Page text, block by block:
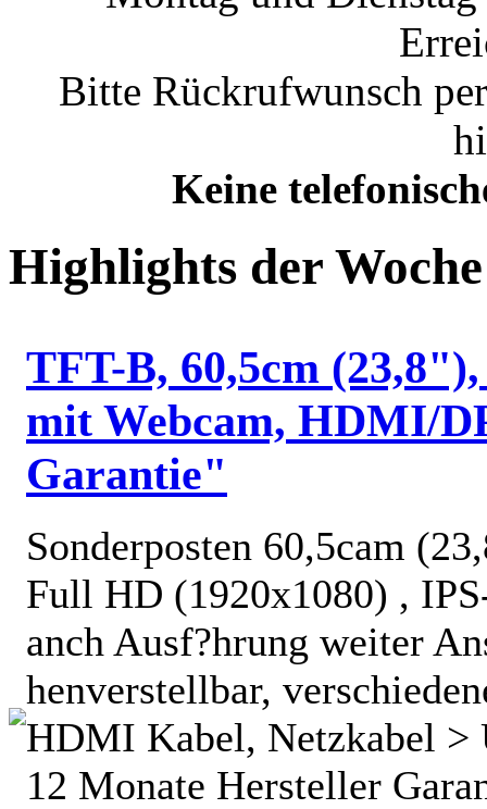
Bitte Rückrufwunsch
Keine
Highlights der Woche
TFT-B, 60,5cm
mit Webcam, HDMI/
Garantie"
Sonderposten 60,5cam
Full HD (1920x1080) ,
anch Ausf?hrung weiter
henverstellbar,
HDMI Kabel, Netzkabel >
12 Monate Hersteller